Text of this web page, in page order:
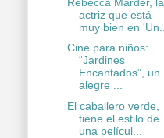
actriz que está
muy bien en 'Un...
Cine para niños:
“Jardines
Encantados”, un
alegre ...
El caballero verde,
tiene el estilo de
una películ...